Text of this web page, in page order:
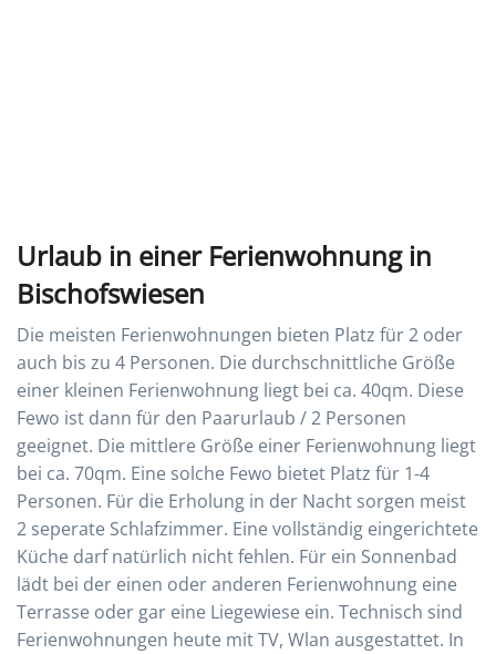
Urlaub in einer Ferienwohnung in
Bischofswiesen
Die meisten Ferienwohnungen bieten Platz für 2 oder
auch bis zu 4 Personen. Die durchschnittliche Größe
einer kleinen Ferienwohnung liegt bei ca. 40qm. Diese
Fewo ist dann für den Paarurlaub / 2 Personen
geeignet. Die mittlere Größe einer Ferienwohnung liegt
bei ca. 70qm. Eine solche Fewo bietet Platz für 1-4
Personen. Für die Erholung in der Nacht sorgen meist
2 seperate Schlafzimmer. Eine vollständig eingerichtete
Küche darf natürlich nicht fehlen. Für ein Sonnenbad
lädt bei der einen oder anderen Ferienwohnung eine
Terrasse oder gar eine Liegewiese ein. Technisch sind
Ferienwohnungen heute mit TV, Wlan ausgestattet. In